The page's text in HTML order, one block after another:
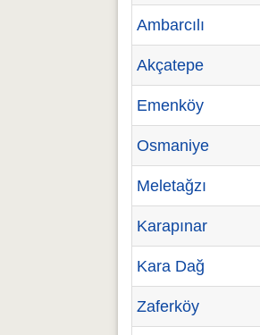
Ambarcılı
Akçatepe
Emenköy
Osmaniye
Meletağzı
Karapınar
Kara Dağ
Zaferköy